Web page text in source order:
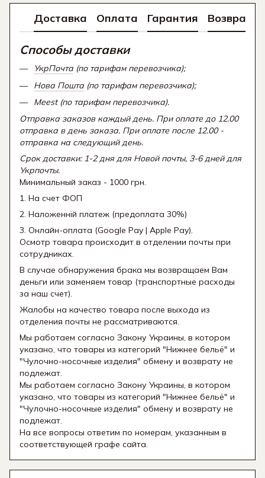
Доставка Оплата Гарантия Возврат
Способы доставки
УкрПочта (по тарифам перевозчика);
Нова Пошта (по тарифам перевозчика);
Meest (по тарифам перевозчика).
Отправка заказов каждый день. При оплате до 12.00
отправка в день заказа. При оплате после 12.00 -
отправка на следующий день.
Срок доставки: 1-2 дня для Новой почты, 3-6 дней для
Укрпочты.
Минимальный заказ - 1000 грн.
1. На счет ФОП
2. Наложенній платеж (предоплата 30%)
3. Онлайн-оплата (Google Pay | Apple Pay).
Осмотр товара происходит в отделении почты при
сотрудниках.
В случае обнаружения брака мы возвращаем Вам
деньги или заменяем товар (транспортные расходы
за наш счет).
Жалобы на качество товара после выхода из
отделения почты не рассматриваются.
Мы работаем согласно Закону Украины, в котором
указано, что товары из категорий "Нижнее бельё" и
"Чулочно-носочные изделия" обмену и возврату не
подлежат.
Мы работаем согласно Закону Украины, в котором
указано, что товары из категорий "Нижнее бельё" и
"Чулочно-носочные изделия" обмену и возврату не
подлежат.
На все вопросы ответим по номерам, указанным в
соответствующей графе сайта.